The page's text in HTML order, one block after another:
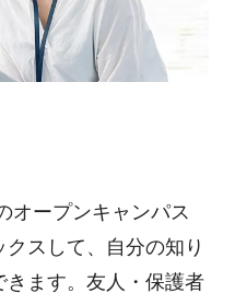
オープンキャンパス
スして、自分の知り
ます。友人・保護者